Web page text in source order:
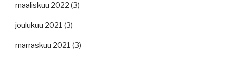
maaliskuu 2022 (3)
joulukuu 2021 (3)
marraskuu 2021 (3)